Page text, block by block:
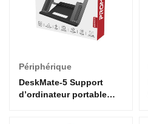
Périphérique
DeskMate-5 Support
d’ordinateur portable